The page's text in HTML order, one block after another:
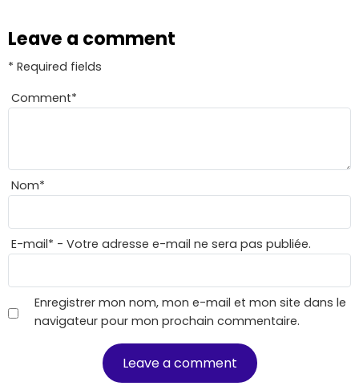
Leave a comment
* Required fields
Comment*
Nom*
E-mail* - Votre adresse e-mail ne sera pas publiée.
Enregistrer mon nom, mon e-mail et mon site dans le
navigateur pour mon prochain commentaire.